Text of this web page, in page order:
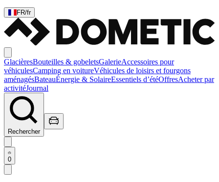
FR/fr
GlacièresBouteilles & gobeletsGalerieAccessoires pour
véhiculesCamping en voitureVéhicules de loisirs et fourgons
aménagésBateauÉnergie & SolaireEssentiels d’étéOffresAcheter par
activitéJournal
Rechercher
0